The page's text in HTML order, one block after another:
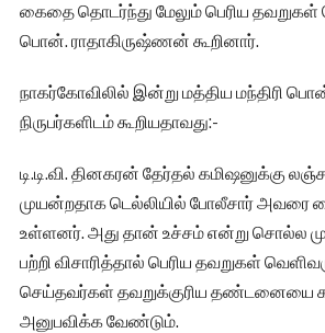
கைதை தொடர்ந்து மேலும் பெரிய தவறுகள்
பொன். ராதாகிருஷ்ணன் கூறினார்.
நாகர்கோவிலில் இன்று மத்திய மந்திரி
நிருபர்களிடம் கூறியதாவது:-
டி.டி.வி. தினகரன் தேர்தல் கமி‌ஷனுக்கு
முயன்றதாக டெல்லியில் போலீசார் அவரை
உள்ளனர். அது தான் உச்சம் என்று சொல்ல
பற்றி விசாரித்தால் பெரிய தவறுகள்
செய்தவர்கள் தவறுக்குரிய தண்டனையை
அனுபவிக்க வேண்டும்.